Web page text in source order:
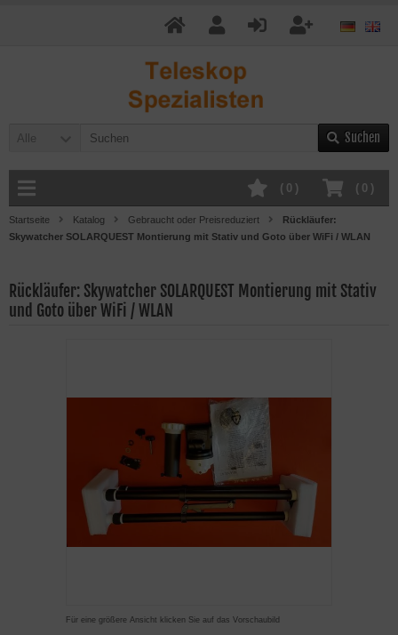
Alle Suchen
( 0 )
( 0 )
Startseite Katalog Gebraucht oder Preisreduziert
Rückläufer:
Skywatcher SOLARQUEST Montierung mit Stativ und Goto über WiFi / WLAN
Rückläufer: Skywatcher SOLARQUEST Montierung mit Stativ
und Goto über WiFi / WLAN
Für eine größere Ansicht klicken Sie auf das Vorschaubild